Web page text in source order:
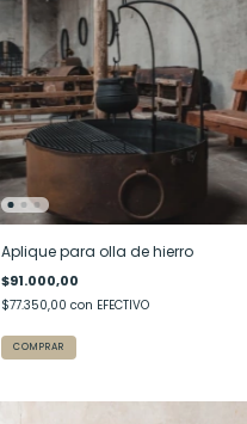
Aplique para olla de hierro
$91.000,00
$77.350,00 con EFECTIVO
COMPRAR